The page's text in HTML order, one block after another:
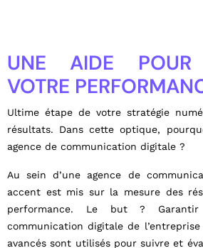
UNE AIDE POUR
VOTRE
Ultime étape de votre stratégie
résultats. Dans cette optique,
agence de communication digitale ?
Au sein d’une agence de
accent est mis sur la mesure des
performance. Le but ?
communication digitale de
avancés sont utilisés pour suivre et